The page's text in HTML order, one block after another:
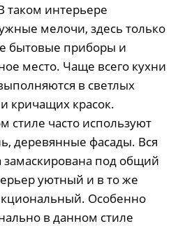
таком интерьере
мелочи, здесь только
бытовые приборы и
место. Чаще всего кухни
в светлых
кричащих красок.
стиле часто используют
деревянные фасады. Вся
замаскирована под общий
уютный и в то же
Особенно
в данном стиле